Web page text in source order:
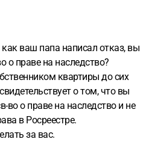
как ваш папа написал отказ, вы
о праве на наследство?
квартиры до сих
о том, что вы
во о праве на наследство и не
в Росреестре.
за вас.